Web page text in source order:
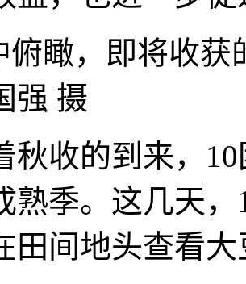
俯瞰，即将收
强 摄
的到来，10
熟季。这几天
田间地头查看